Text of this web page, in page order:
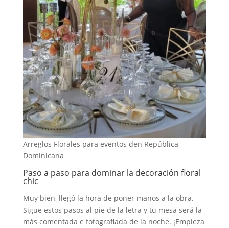
Arreglos Florales para eventos den República
Dominicana
Paso a paso para dominar la decoración floral
chic
Muy bien, llegó la hora de poner manos a la obra.
Sigue estos pasos al pie de la letra y tu mesa será la
más comentada e fotografiada de la noche. ¡Empieza